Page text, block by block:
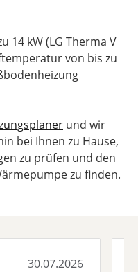
14 kW (LG Therma V
von bis zu
und wir
bei Ihnen zu Hause,
zu prüfen und den
zu finden.
30.07.2026